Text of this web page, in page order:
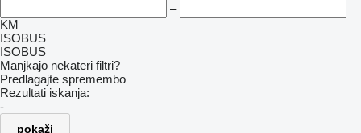
–
KM
ISOBUS
ISOBUS
Manjkajo nekateri filtri?
Predlagajte spremembo
Rezultati iskanja:
-
pokaži